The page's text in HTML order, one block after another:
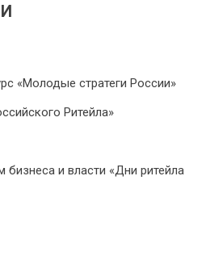
«Молодые стратеги России»
Ритейла»
и власти «Дни ритейла